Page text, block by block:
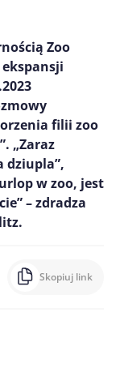
Zoo
ekspansji
filii zoo
„Zaraz
dziupla”,
w zoo, jest
– zdradza
Skopiuj link